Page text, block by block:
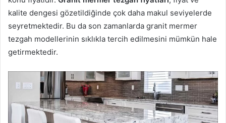
kalite dengesi gözetildiğinde çok daha makul seviyelerde
seyretmektedir. Bu da son zamanlarda granit mermer
tezgah modellerinin sıklıkla tercih edilmesini mümkün hale
getirmektedir.